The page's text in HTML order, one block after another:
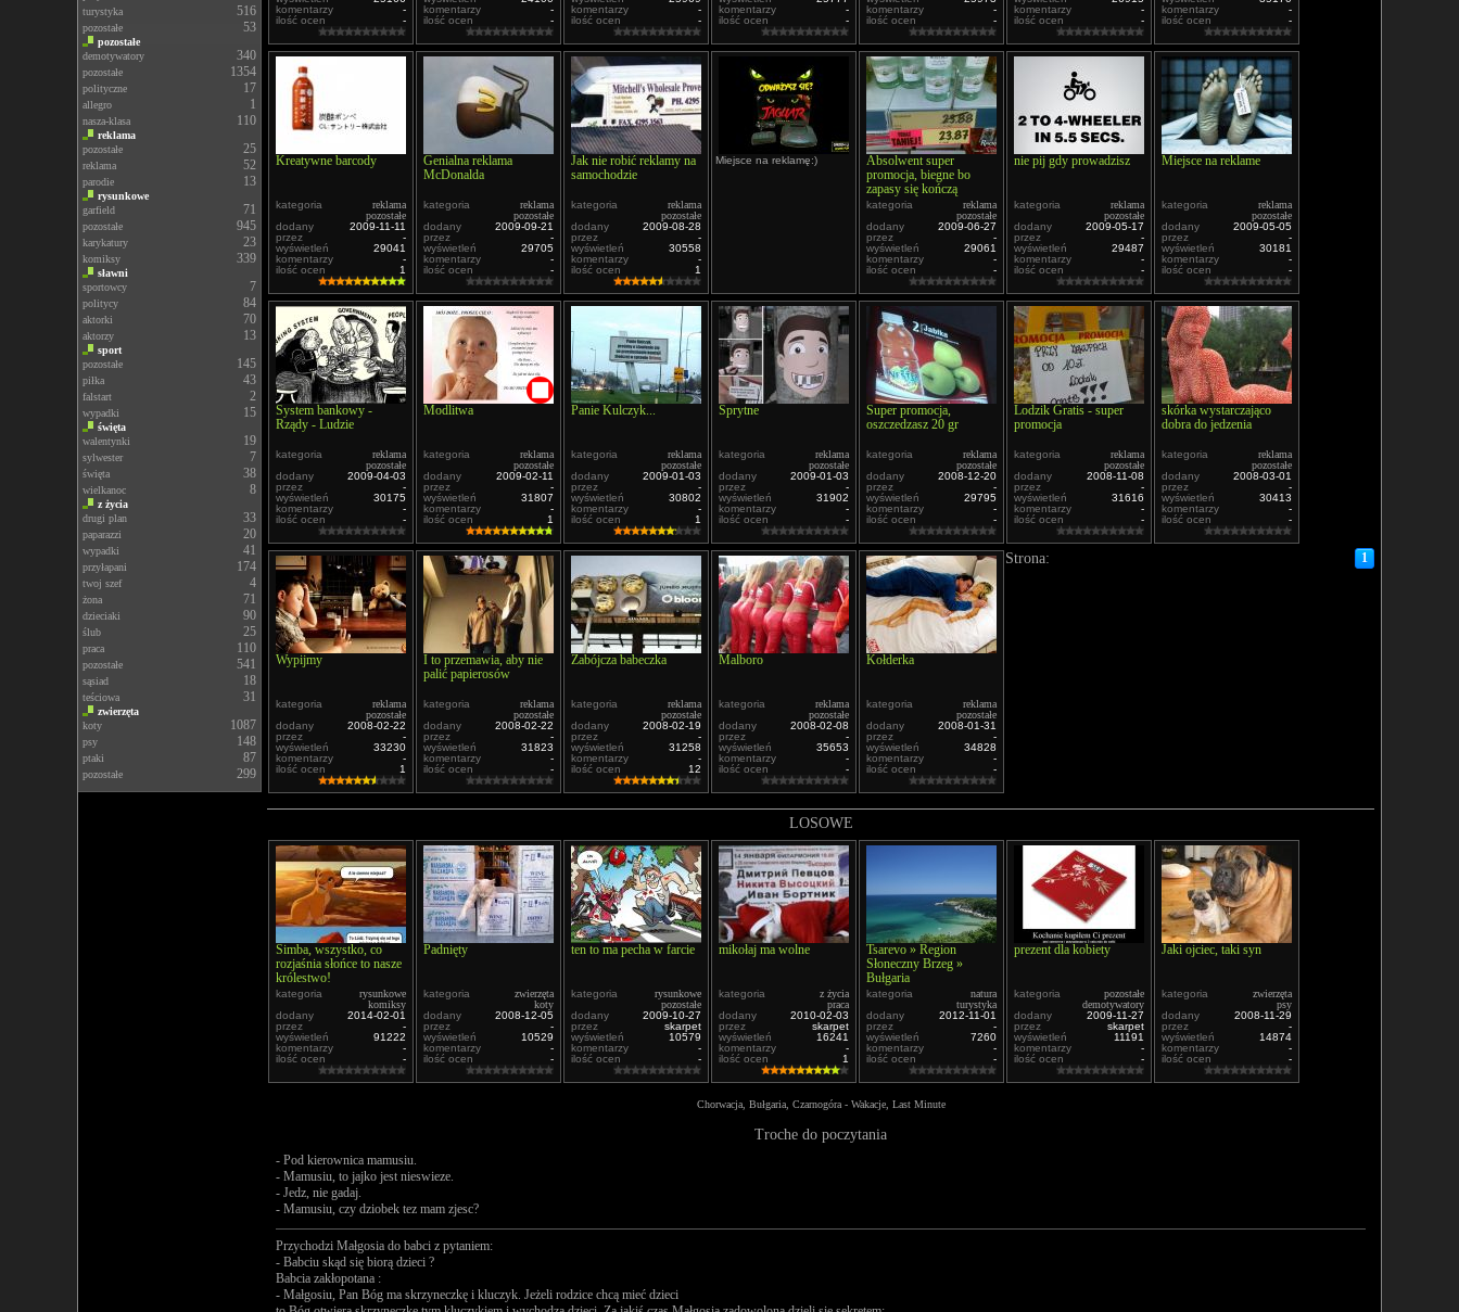
turystyka 516
pozostałe 53
pozostałe
demotywatory
340
pozostałe 1354
polityczne 17
allegro 1
nasza-klasa 110
reklama
pozostałe
25
reklama 52
parodie 13
rysunkowe
garfield
71
pozostałe 945
karykatury 23
komiksy 339
sławni
sportowcy
7
politycy 84
aktorki 70
aktorzy 13
sport
pozostałe
145
piłka 43
falstart 2
wypadki 15
święta
walentynki
19
sylwester 7
święta 38
wielkanoc 8
z życia
drugi plan
33
paparazzi 20
wypadki 41
przyłapani 174
twoj szef 4
żona 71
dzieciaki 90
ślub 25
praca 110
pozostałe 541
sąsiad 18
teściowa 31
zwierzęta
koty
1087
psy 148
ptaki 87
pozostałe 299
komentarzy
-
ilość ocen
-
komentarzy
-
ilość ocen
-
komentarzy
-
ilość ocen
-
komentarzy
-
ilość ocen
-
komentarzy
-
ilość ocen
-
komentarzy
-
ilość ocen
-
komentarzy
-
ilość ocen
-
Kreatywne barcody
kategoria
reklama
pozostałe
dodany
2009-11-11
przez
-
wyświetleń
29041
komentarzy
-
ilość ocen
1
Genialna reklama
McDonalda
kategoria
reklama
pozostałe
dodany
2009-09-21
przez
-
wyświetleń
29705
komentarzy
-
ilość ocen
-
Jak nie robić reklamy na
samochodzie
kategoria
reklama
pozostałe
dodany
2009-08-28
przez
-
wyświetleń
30558
komentarzy
-
ilość ocen
1
Miejsce na reklamę:)
Absolwent super
promocja, biegne bo
zapasy się kończą
kategoria
reklama
pozostałe
dodany
2009-06-27
przez
-
wyświetleń
29061
komentarzy
-
ilość ocen
-
nie pij gdy prowadzisz
kategoria
reklama
pozostałe
dodany
2009-05-17
przez
-
wyświetleń
29487
komentarzy
-
ilość ocen
-
Miejsce na reklame
kategoria
reklama
pozostałe
dodany
2009-05-05
przez
-
wyświetleń
30181
komentarzy
-
ilość ocen
-
System bankowy -
Rządy - Ludzie
kategoria
reklama
pozostałe
dodany
2009-04-03
przez
-
wyświetleń
30175
komentarzy
-
ilość ocen
-
Modlitwa
kategoria
reklama
pozostałe
dodany
2009-02-11
przez
-
wyświetleń
31807
komentarzy
-
ilość ocen
1
Panie Kulczyk...
kategoria
reklama
pozostałe
dodany
2009-01-03
przez
-
wyświetleń
30802
komentarzy
-
ilość ocen
1
Sprytne
kategoria
reklama
pozostałe
dodany
2009-01-03
przez
-
wyświetleń
31902
komentarzy
-
ilość ocen
-
Super promocja,
oszczedzasz 20 gr
kategoria
reklama
pozostałe
dodany
2008-12-20
przez
-
wyświetleń
29795
komentarzy
-
ilość ocen
-
Lodzik Gratis - super
promocja
kategoria
reklama
pozostałe
dodany
2008-11-08
przez
-
wyświetleń
31616
komentarzy
-
ilość ocen
-
skórka wystarczająco
dobra do jedzenia
kategoria
reklama
pozostałe
dodany
2008-03-01
przez
-
wyświetleń
30413
komentarzy
-
ilość ocen
-
Wypijmy
kategoria
reklama
pozostałe
dodany
2008-02-22
przez
-
wyświetleń
33230
komentarzy
-
ilość ocen
1
I to przemawia, aby nie
palić papierosów
kategoria
reklama
pozostałe
dodany
2008-02-22
przez
-
wyświetleń
31823
komentarzy
-
ilość ocen
-
Zabójcza babeczka
kategoria
reklama
pozostałe
dodany
2008-02-19
przez
-
wyświetleń
31258
komentarzy
-
ilość ocen
12
Malboro
kategoria
reklama
pozostałe
dodany
2008-02-08
przez
-
wyświetleń
35653
komentarzy
-
ilość ocen
-
Kołderka
kategoria
reklama
pozostałe
dodany
2008-01-31
przez
-
wyświetleń
34828
komentarzy
-
ilość ocen
-
1
Strona:
LOSOWE
Simba, wszystko, co
rozjaśnia słońce to nasze
królestwo!
kategoria
rysunkowe
komiksy
dodany
2014-02-01
przez
-
wyświetleń
91222
komentarzy
-
ilość ocen
-
Padnięty
kategoria
zwierzęta
koty
dodany
2008-12-05
przez
-
wyświetleń
10529
komentarzy
-
ilość ocen
-
ten to ma pecha w farcie
kategoria
rysunkowe
pozostałe
dodany
2009-10-27
przez
skarpet
wyświetleń
10579
komentarzy
-
ilość ocen
-
mikołaj ma wolne
kategoria
z życia
praca
dodany
2010-02-03
przez
skarpet
wyświetleń
16241
komentarzy
-
ilość ocen
1
Tsarevo » Region
Słoneczny Brzeg »
Bułgaria
kategoria
natura
turystyka
dodany
2012-11-01
przez
-
wyświetleń
7260
komentarzy
-
ilość ocen
-
prezent dla kobiety
kategoria
pozostałe
demotywatory
dodany
2009-11-27
przez
skarpet
wyświetleń
11191
komentarzy
-
ilość ocen
-
Jaki ojciec, taki syn
kategoria
zwierzęta
psy
dodany
2008-11-29
przez
-
wyświetleń
14874
komentarzy
-
ilość ocen
-
Chorwacja, Bułgaria, Czarnogóra - Wakacje, Last Minute
Troche do poczytania
- Pod kierownica mamusiu.
- Mamusiu, to jajko jest nieswieze.
- Jedz, nie gadaj.
- Mamusiu, czy dziobek tez mam zjesc?
Przychodzi Małgosia do babci z pytaniem:
- Babciu skąd się biorą dzieci ?
Babcia zakłopotana :
- Małgosiu, Pan Bóg ma skrzyneczkę i kluczyk. Jeżeli rodzice chcą mieć dzieci